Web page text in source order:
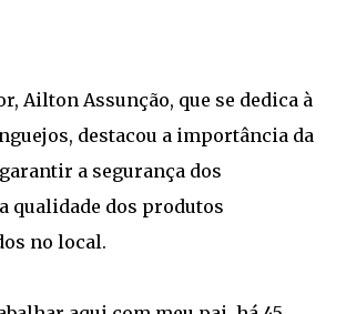
Ailton Assunção, que se dedica à
destacou a importância da
a segurança dos
qualidade dos produtos
no local.